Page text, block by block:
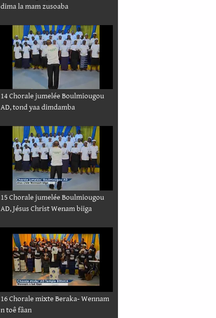
dima la mam zusoaba
14 Chorale jumelée Boulmiougou
AD, tond yaa dimdamba
15 Chorale jumelée Boulmiougou
AD, Jésus Christ Wenam biiga
16 Chorale mixte Beraka- Wennam
n toê fâan